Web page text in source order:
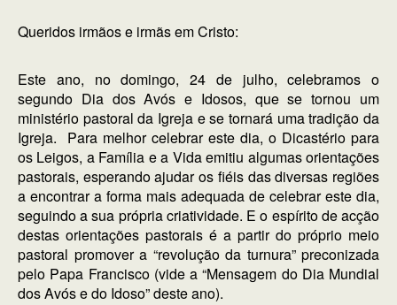
Queridos irmãos e irmãs em Cristo:
Este ano, no domingo, 24 de julho, celebramos o
segundo Dia dos Avós e Idosos, que se tornou um
ministério pastoral da Igreja e se tornará uma tradição da
Igreja. Para melhor celebrar este dia, o Dicastério para
os Leigos, a Família e a Vida emitiu algumas orientações
pastorais, esperando ajudar os fiéis das diversas regiões
a encontrar a forma mais adequada de celebrar este dia,
seguindo a sua própria criatividade. E o espírito de acção
destas orientações pastorais é a partir do próprio meio
pastoral promover a “revolução da turnura” preconizada
pelo Papa Francisco (vide a “Mensagem do Dia Mundial
dos Avós e do Idoso” deste ano).